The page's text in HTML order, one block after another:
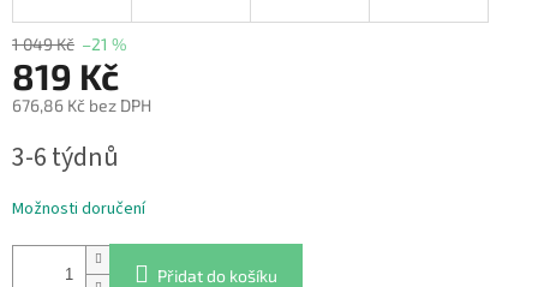
1 049 Kč –21 %
819 Kč
676,86 Kč bez DPH
cena:
3-6 týdnů
Možnosti doručení
Přidat do košíku